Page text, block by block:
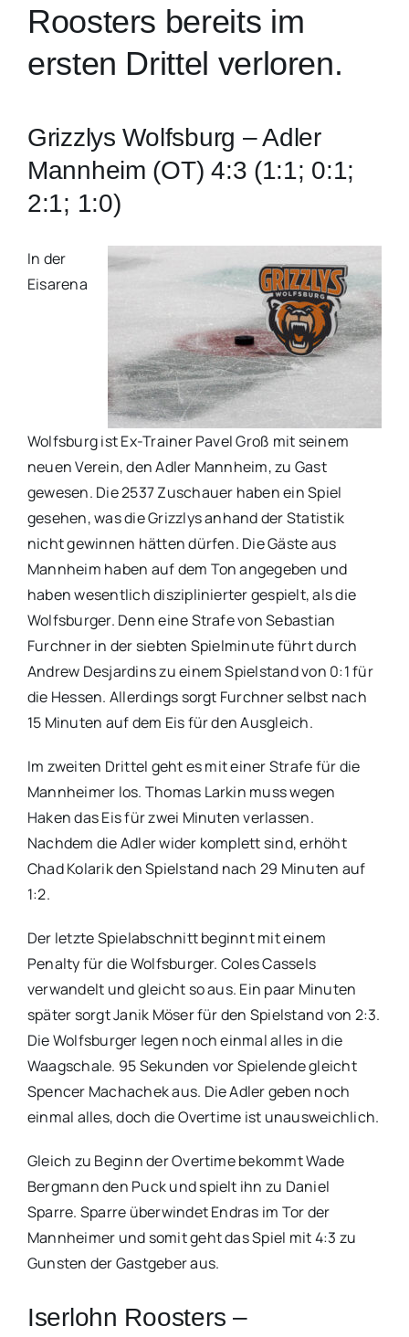
Roosters bereits im
ersten Drittel verloren.
Grizzlys Wolfsburg – Adler
Mannheim (OT) 4:3 (1:1; 0:1;
2:1; 1:0)
In der
Eisarena
Wolfsburg ist Ex-Trainer Pavel Groß mit seinem
neuen Verein, den Adler Mannheim, zu Gast
gewesen. Die 2537 Zuschauer haben ein Spiel
gesehen, was die Grizzlys anhand der Statistik
nicht gewinnen hätten dürfen. Die Gäste aus
Mannheim haben auf dem Ton angegeben und
haben wesentlich disziplinierter gespielt, als die
Wolfsburger. Denn eine Strafe von Sebastian
Furchner in der siebten Spielminute führt durch
Andrew Desjardins zu einem Spielstand von 0:1 für
die Hessen. Allerdings sorgt Furchner selbst nach
15 Minuten auf dem Eis für den Ausgleich.
Im zweiten Drittel geht es mit einer Strafe für die
Mannheimer los. Thomas Larkin muss wegen
Haken das Eis für zwei Minuten verlassen.
Nachdem die Adler wider komplett sind, erhöht
Chad Kolarik den Spielstand nach 29 Minuten auf
1:2.
Der letzte Spielabschnitt beginnt mit einem
Penalty für die Wolfsburger. Coles Cassels
verwandelt und gleicht so aus. Ein paar Minuten
später sorgt Janik Möser für den Spielstand von 2:3.
Die Wolfsburger legen noch einmal alles in die
Waagschale. 95 Sekunden vor Spielende gleicht
Spencer Machachek aus. Die Adler geben noch
einmal alles, doch die Overtime ist unausweichlich.
Gleich zu Beginn der Overtime bekommt Wade
Bergmann den Puck und spielt ihn zu Daniel
Sparre. Sparre überwindet Endras im Tor der
Mannheimer und somit geht das Spiel mit 4:3 zu
Gunsten der Gastgeber aus.
Iserlohn Roosters –